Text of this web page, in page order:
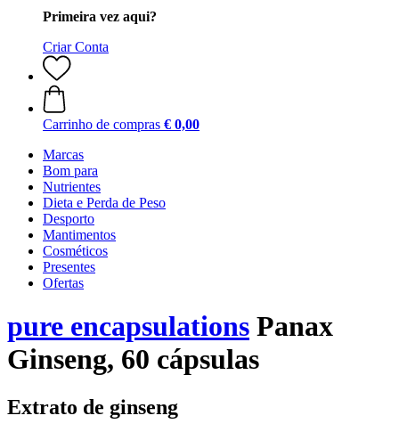
Primeira vez aqui?
Criar Conta
Carrinho de compras € 0,00
Marcas
Bom para
Nutrientes
Dieta e Perda de Peso
Desporto
Mantimentos
Cosméticos
Presentes
Ofertas
pure encapsulations Panax
Ginseng, 60 cápsulas
Extrato de ginseng